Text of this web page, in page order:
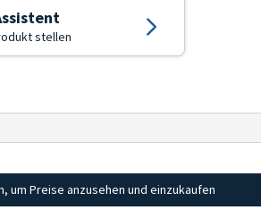
stellen
um Preise anzusehen und einzukaufen